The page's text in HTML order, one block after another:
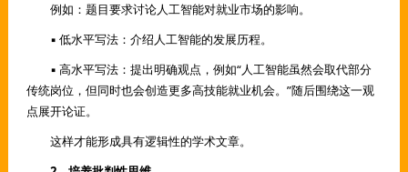
例如：题目要求讨论人工智能对就业市场的影响。
▪ 低水平写法：介绍人工智能的发展历程。
▪ 高水平写法：提出明确观点，例如“人工智能虽然会取代部分
传统岗位，但同时也会创造更多高技能就业机会。”随后围绕这一观
点展开论证。
这样才能形成具有逻辑性的学术文章。